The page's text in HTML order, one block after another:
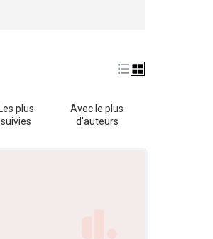
Les plus
suivies
Avec le plus
d'auteurs